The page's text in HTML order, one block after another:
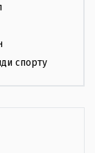
спорту